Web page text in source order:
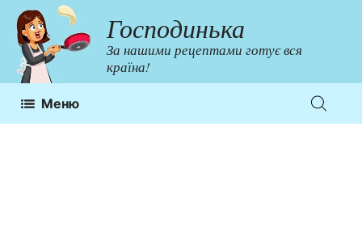
Перейти
до
контенту
Господинька
За нашими рецептами готує вся
країна!
Меню